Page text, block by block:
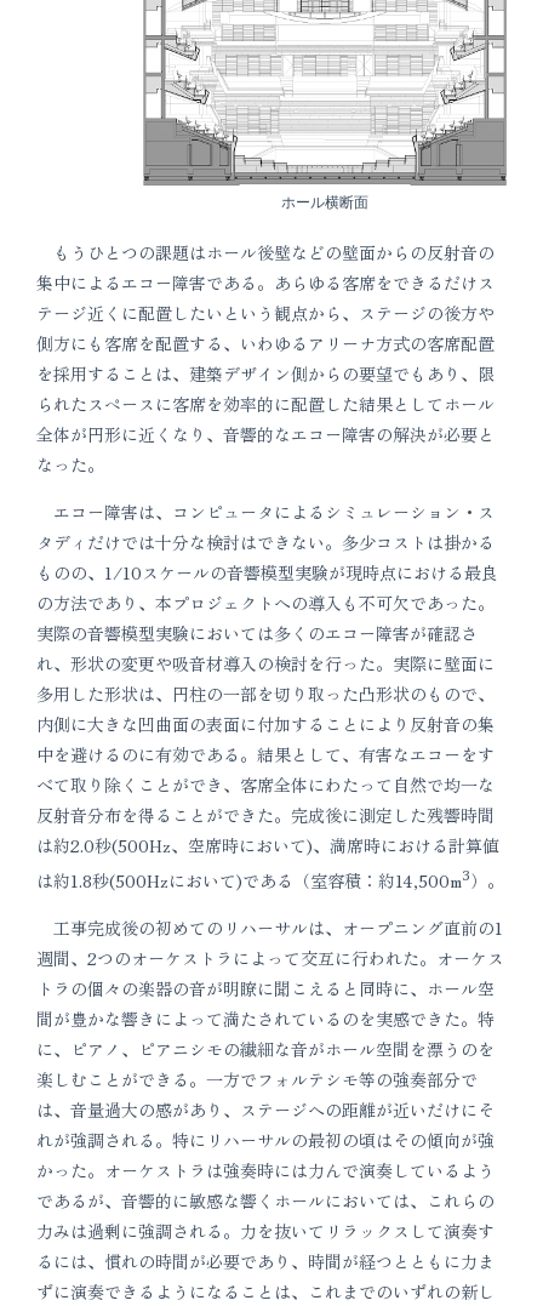
ホール横断面
もうひとつの課題はホール後壁などの壁面からの反射音の
集中によるエコー障害である。あらゆる客席をできるだけス
テージ近くに配置したいという観点から、ステージの後方や
側方にも客席を配置する、いわゆるアリーナ方式の客席配置
を採用することは、建築デザイン側からの要望でもあり、限
られたスペースに客席を効率的に配置した結果としてホール
全体が円形に近くなり、音響的なエコー障害の解決が必要と
なった。
エコー障害は、コンピュータによるシミュレーション・ス
タディだけでは十分な検討はできない。多少コストは掛かる
ものの、1/10スケールの音響模型実験が現時点における最良
の方法であり、本プロジェクトへの導入も不可欠であった。
実際の音響模型実験においては多くのエコー障害が確認さ
れ、形状の変更や吸音材導入の検討を行った。実際に壁面に
多用した形状は、円柱の一部を切り取った凸形状のもので、
内側に大きな凹曲面の表面に付加することにより反射音の集
中を避けるのに有効である。結果として、有害なエコーをす
べて取り除くことができ、客席全体にわたって自然で均一な
反射音分布を得ることができた。完成後に測定した残響時間
は約2.0秒(500Hz、空席時において)、満席時における計算値
は約1.8秒(500Hzにおいて)である（室容積：約14,500m3）。
工事完成後の初めてのリハーサルは、オープニング直前の1
週間、2つのオーケストラによって交互に行われた。オーケス
トラの個々の楽器の音が明瞭に聞こえると同時に、ホール空
間が豊かな響きによって満たされているのを実感できた。特
に、ピアノ、ピアニシモの繊細な音がホール空間を漂うのを
楽しむことができる。一方でフォルテシモ等の強奏部分で
は、音量過大の感があり、ステージへの距離が近いだけにそ
れが強調される。特にリハーサルの最初の頃はその傾向が強
かった。オーケストラは強奏時には力んで演奏しているよう
であるが、音響的に敏感な響くホールにおいては、これらの
力みは過剰に強調される。力を抜いてリラックスして演奏す
るには、慣れの時間が必要であり、時間が経つとともに力ま
ずに演奏できるようになることは、これまでのいずれの新し